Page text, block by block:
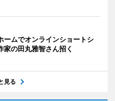
ームでオンラインショートシ
の田丸雅智さん招く
見る